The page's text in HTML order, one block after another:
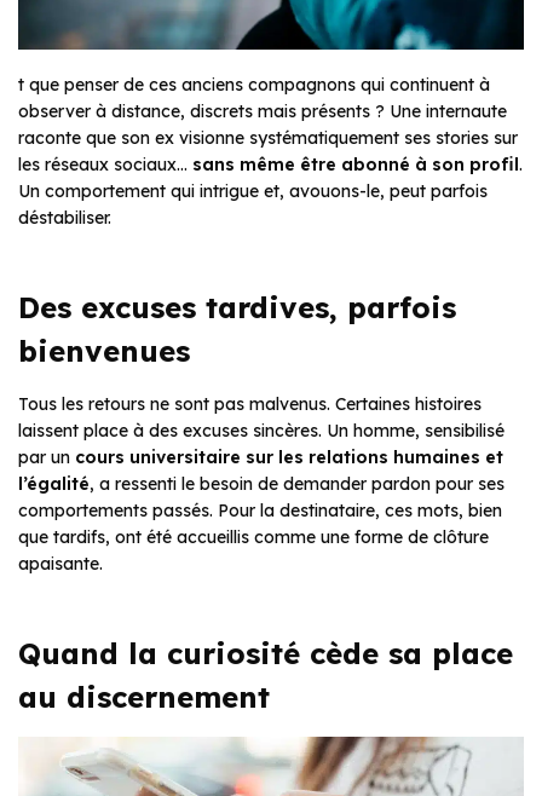
t que penser de ces anciens compagnons qui continuent à
observer à distance, discrets mais présents ? Une internaute
raconte que son ex visionne systématiquement ses stories sur
les réseaux sociaux… sans même être abonné à son profil.
Un comportement qui intrigue et, avouons-le, peut parfois
déstabiliser.
Des excuses tardives, parfois
bienvenues
Tous les retours ne sont pas malvenus. Certaines histoires
laissent place à des excuses sincères. Un homme, sensibilisé
par un cours universitaire sur les relations humaines et
l’égalité, a ressenti le besoin de demander pardon pour ses
comportements passés. Pour la destinataire, ces mots, bien
que tardifs, ont été accueillis comme une forme de clôture
apaisante.
Quand la curiosité cède sa place
au discernement